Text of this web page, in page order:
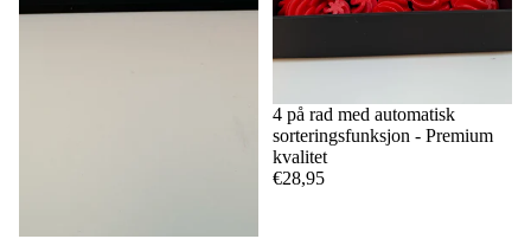
4 på rad med automatisk
sorteringsfunksjon - Premium
kvalitet
€28,95